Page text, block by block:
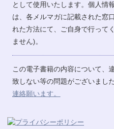
として使用いたします。個人情
は、各メルマガに記載された窓
れた方法にて、ご自身で行って
ません)。
この電子書籍の内容について、
致しない等の問題がございまし
連絡願います。